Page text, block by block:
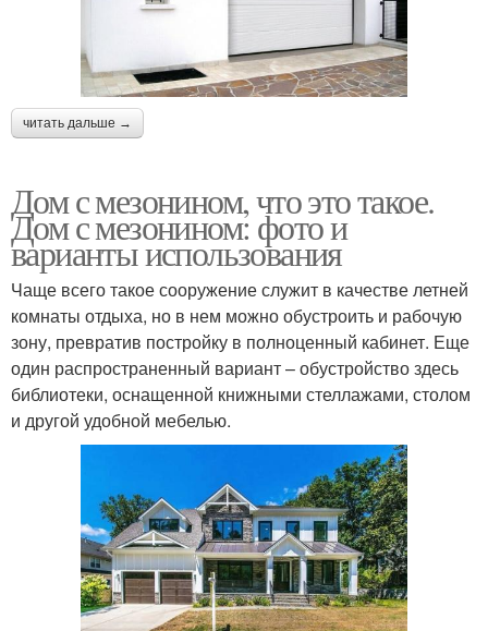
читать дальше →
Дом с мезонином, что это такое.
Дом с мезонином: фото и
варианты использования
Чаще всего такое сооружение служит в качестве летней
комнаты отдыха, но в нем можно обустроить и рабочую
зону, превратив постройку в полноценный кабинет. Еще
один распространенный вариант – обустройство здесь
библиотеки, оснащенной книжными стеллажами, столом
и другой удобной мебелью.